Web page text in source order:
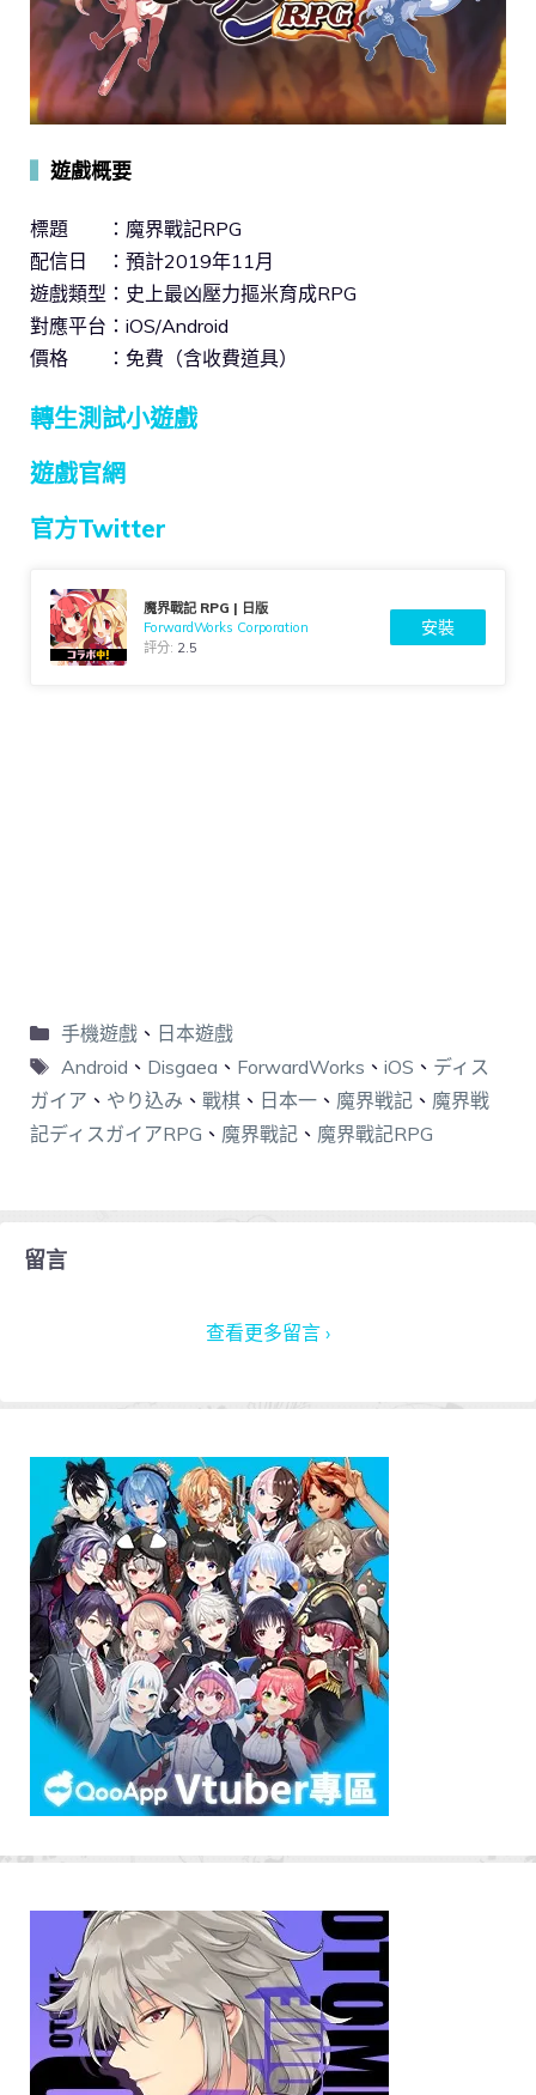
遊戲概要
標題 ：魔界戰記RPG
配信日 ：預計2019年11月
遊戲類型：史上最凶壓力摳米育成RPG
對應平台：iOS/Android
價格 ：免費（含收費道具）
轉生測試小遊戲
遊戲官網
官方Twitter
魔界戰記 RPG | 日版
ForwardWorks Corporation
評分: 2.5
安裝
手機遊戲、 日本遊戲
Android 、 Disgaea 、 ForwardWorks 、 iOS 、 ディス
ガイア 、 やり込み 、 戰棋 、 日本一 、 魔界戦記 、 魔界戦
記ディスガイアRPG 、 魔界戰記 、 魔界戰記RPG
留言
查看更多留言 ›